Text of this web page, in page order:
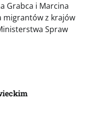
Grabca i Marcina
migrantów z krajów
Spraw